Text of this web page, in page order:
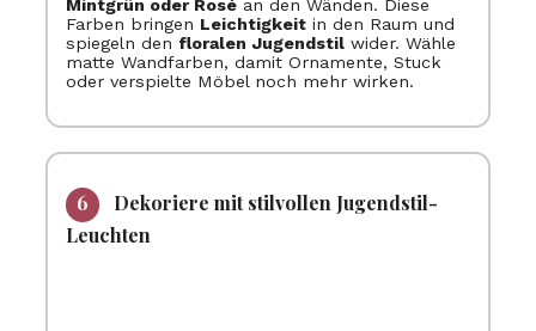
Mintgrün oder Roséan den Wänden. Diese
Farben bringen Leichtigkeitin den Raum und
spiegeln den floralen Jugendstilwider. Wähle
matte Wandfarben, damit Ornamente, Stuck
oder verspielte Möbel noch mehr wirken.
Dekoriere mit stilvollen Jugendstil-
Leuchten